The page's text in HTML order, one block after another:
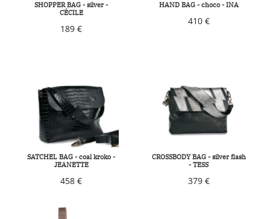
SHOPPER BAG - silver -
CÉCILE
189 €
HAND BAG - choco - INA
410 €
SATCHEL BAG - coal kroko -
JEANETTE
458 €
CROSSBODY BAG - silver flash
- TESS
379 €